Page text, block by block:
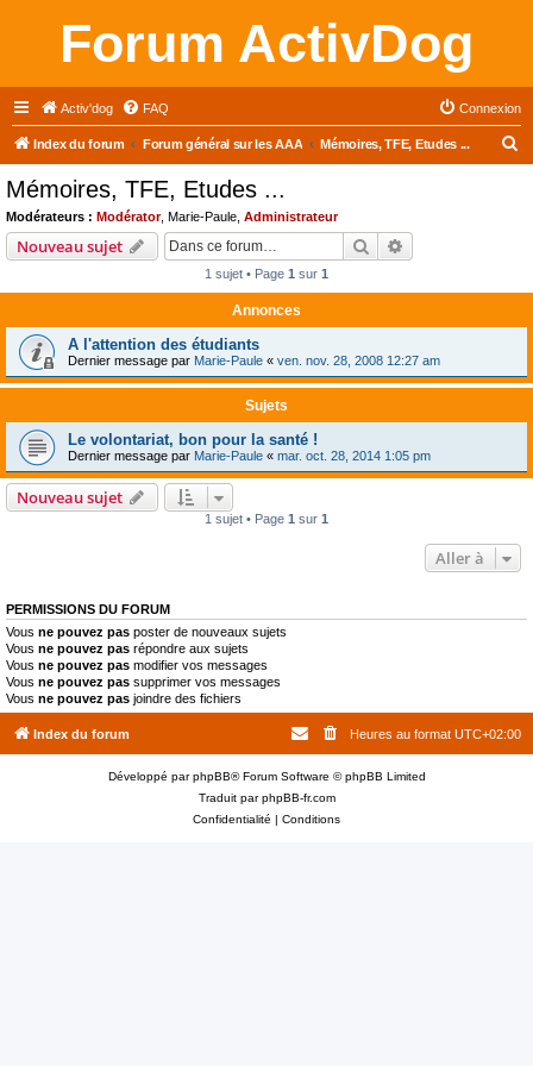
Forum ActivDog
Activ'dog FAQ Connexion
Index du forum Forum général sur les AAA Mémoires, TFE, Etudes ...
Mémoires, TFE, Etudes ...
Modérateurs : Modérator, Marie-Paule Administrateur
Nouveau sujet Rechercher
1 sujet • Page 1 sur 1
Annonces
A l'attention des étudiants
Dernier message par Marie-Paule « ven. nov. 28, 2008 12:27 am
Sujets
Le volontariat, bon pour la santé !
Dernier message par Marie-Paule « mar. oct. 28, 2014 1:05 pm
Nouveau sujet
1 sujet • Page 1 sur 1
Aller à
PERMISSIONS DU FORUM
Vous ne pouvez pas poster de nouveaux sujets
Vous ne pouvez pas répondre aux sujets
Vous ne pouvez pas modifier vos messages
Vous ne pouvez pas supprimer vos messages
Vous ne pouvez pas joindre des fichiers
Index du forum Heures au format UTC+02:00
Développé parphpBB® Forum Software © phpBB Limited
Traduit parphpBB-fr.com
Confidentialité | Conditions